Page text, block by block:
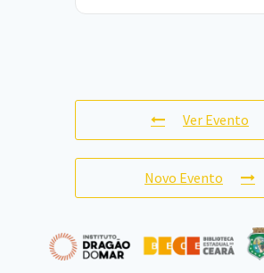
Ver Evento
Novo Evento